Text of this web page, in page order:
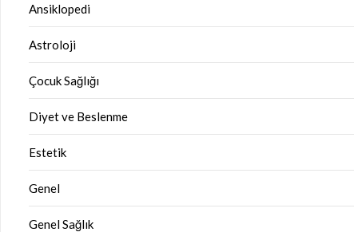
Ansiklopedi
Astroloji
Çocuk Sağlığı
Diyet ve Beslenme
Estetik
Genel
Genel Sağlık